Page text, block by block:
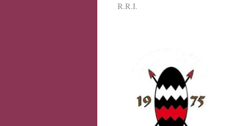
R.R.I.